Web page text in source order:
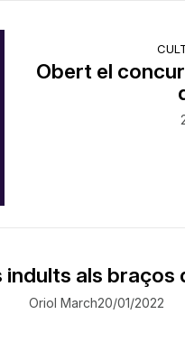
Obert el
indults als braços
Oriol March20/01/2022